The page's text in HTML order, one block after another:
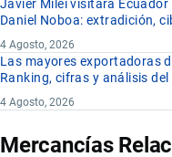
Javier Milei visitará
Daniel Noboa: extradición,
4 Agosto, 2026
Las mayores exportadoras
Ranking, cifras y análisis
4 Agosto, 2026
Mercancías